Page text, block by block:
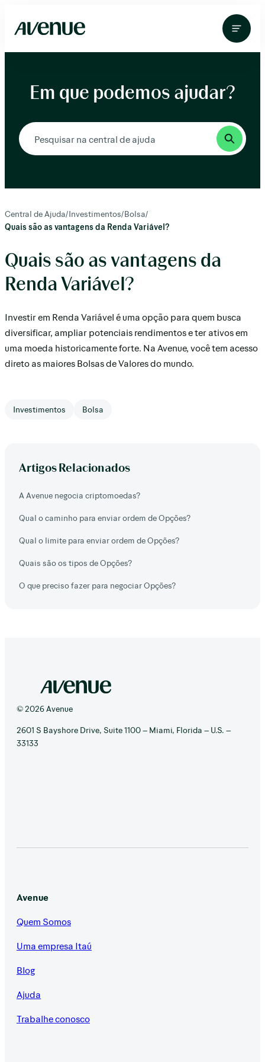
para
conteúdo
Em que podemos ajudar?
Central de Ajuda/Investimentos/Bolsa/
Quais são as vantagens da Renda Variável?
Quais são as vantagens da
Renda Variável?
Investir em Renda Variável é uma opção para quem busca
diversificar, ampliar potenciais rendimentos e ter ativos em
uma moeda historicamente forte. Na Avenue, você tem acesso
direto as maiores Bolsas de Valores do mundo.
Investimentos Bolsa
Artigos Relacionados
A Avenue negocia criptomoedas?
Qual o caminho para enviar ordem de Opções?
Qual o limite para enviar ordem de Opções?
Quais são os tipos de Opções?
O que preciso fazer para negociar Opções?
© 2026 Avenue
2601 S Bayshore Drive, Suite 1100 – Miami, Florida – U.S. –
33133
Avenue
Quem Somos
Uma empresa Itaú
Blog
Ajuda
Trabalhe conosco